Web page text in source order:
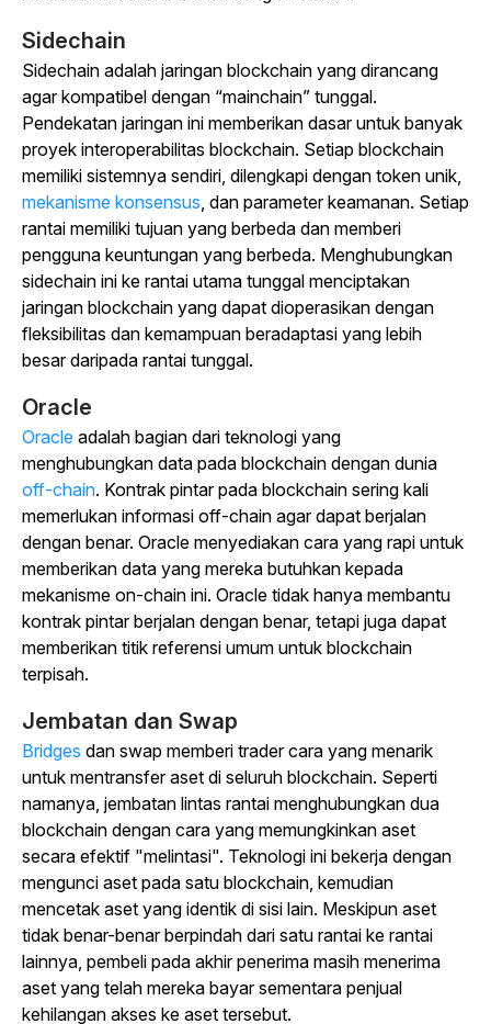
Sidechain
Sidechain adalah jaringan blockchain yang dirancang
agar kompatibel dengan “mainchain” tunggal.
Pendekatan jaringan ini memberikan dasar untuk banyak
proyek interoperabilitas blockchain. Setiap blockchain
memiliki sistemnya sendiri, dilengkapi dengan token unik,
mekanisme konsensus, dan parameter keamanan. Setiap
rantai memiliki tujuan yang berbeda dan memberi
pengguna keuntungan yang berbeda. Menghubungkan
sidechain ini ke rantai utama tunggal menciptakan
jaringan blockchain yang dapat dioperasikan dengan
fleksibilitas dan kemampuan beradaptasi yang lebih
besar daripada rantai tunggal.
Oracle
Oracle adalah bagian dari teknologi yang
menghubungkan data pada blockchain dengan dunia
off-chain. Kontrak pintar pada blockchain sering kali
memerlukan informasi off-chain agar dapat berjalan
dengan benar. Oracle menyediakan cara yang rapi untuk
memberikan data yang mereka butuhkan kepada
mekanisme on-chain ini. Oracle tidak hanya membantu
kontrak pintar berjalan dengan benar, tetapi juga dapat
memberikan titik referensi umum untuk blockchain
terpisah.
Jembatan dan Swap
Bridges dan swap memberi trader cara yang menarik
untuk mentransfer aset di seluruh blockchain. Seperti
namanya, jembatan lintas rantai menghubungkan dua
blockchain dengan cara yang memungkinkan aset
secara efektif "melintasi". Teknologi ini bekerja dengan
mengunci aset pada satu blockchain, kemudian
mencetak aset yang identik di sisi lain. Meskipun aset
tidak benar-benar berpindah dari satu rantai ke rantai
lainnya, pembeli pada akhir penerima masih menerima
aset yang telah mereka bayar sementara penjual
kehilangan akses ke aset tersebut.